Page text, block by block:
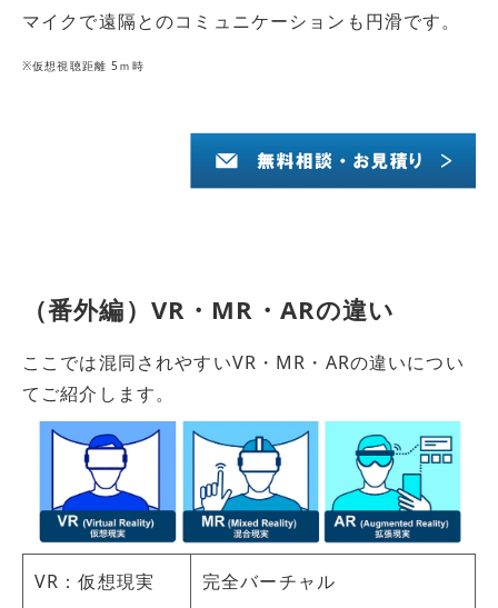
マイクで遠隔とのコミュニケーションも円滑です。
※仮想視聴距離 5ｍ時
（番外編）VR・MR・ARの違い
ここでは混同されやすいVR・MR・ARの違いについ
てご紹介します。
VR：仮想現実 完全バーチャル